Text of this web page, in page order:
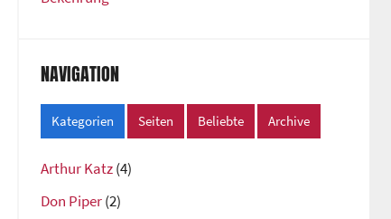
NAVIGATION
Kategorien Seiten Beliebte Archive
Arthur Katz(4)
Don Piper(2)